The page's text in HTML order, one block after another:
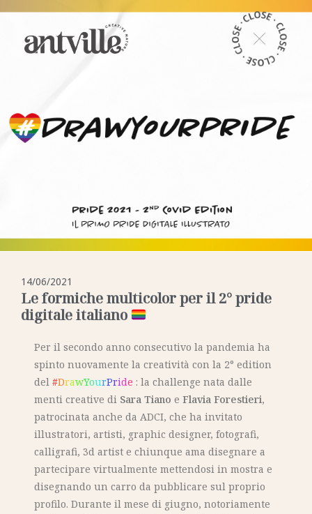
14/06/2021
Le formiche multicolor per il 2° pride
digitale italiano
Per il secondo anno consecutivo la pandemia ha
spinto nuovamente la creatività con la 2° edition
del#DrawYourPride : la challenge nata dalle
menti creative di Sara Tiano eFlavia Forestieri,
patrocinata anche da ADCI, che ha invitato
illustratori, artisti, graphic designer, fotografi,
calligrafi, 3d artist e chiunque ama disegnare a
partecipare virtualmente mettendosi in mostra e
disegnando un carro da pubblicare sul proprio
profilo. Durante il mese di giugno, notoriamente